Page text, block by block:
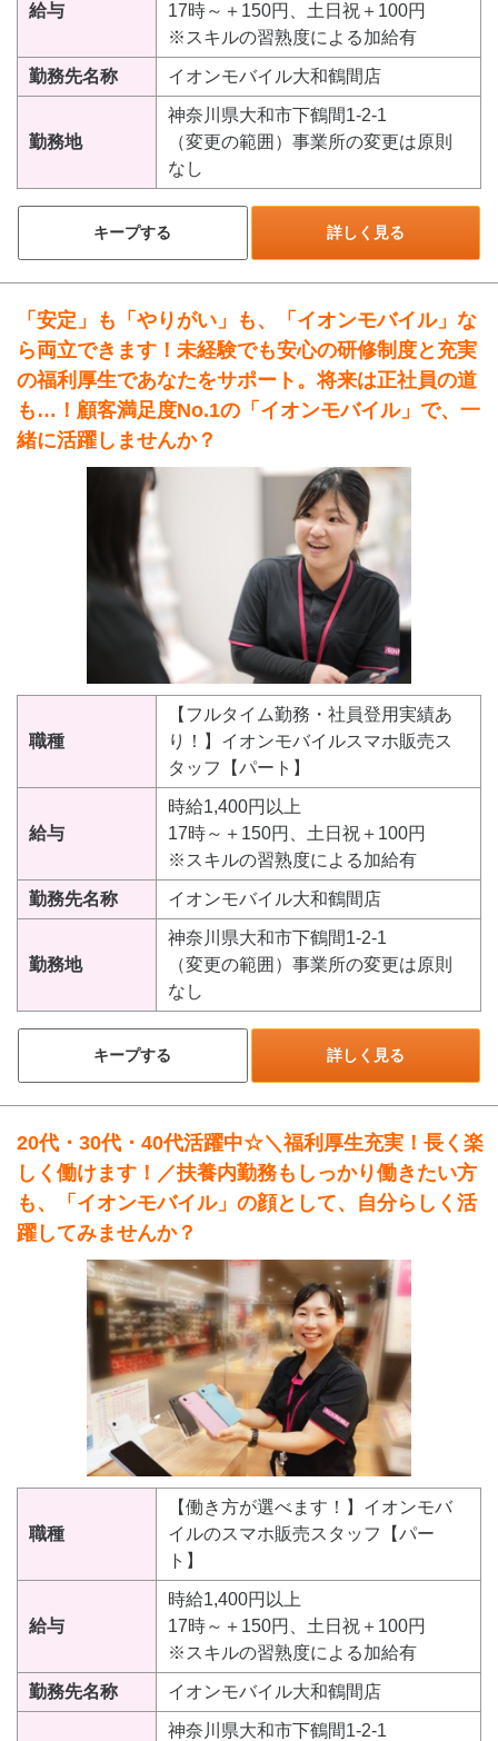
給与
17時～＋150円、土日祝＋100円
※スキルの習熟度による加給有
勤務先名称 イオンモバイル大和鶴間店
勤務地
神奈川県大和市下鶴間1-2-1
（変更の範囲）事業所の変更は原則
なし
キープする 詳しく見る
「安定」も「やりがい」も、「イオンモバイル」な
ら両立できます！未経験でも安心の研修制度と充実
の福利厚生であなたをサポート。将来は正社員の道
も…！顧客満足度No.1の「イオンモバイル」で、一
緒に活躍しませんか？
職種
【フルタイム勤務・社員登用実績あ
り！】イオンモバイルスマホ販売ス
タッフ【パート】
給与
時給1,400円以上
17時～＋150円、土日祝＋100円
※スキルの習熟度による加給有
勤務先名称 イオンモバイル大和鶴間店
勤務地
神奈川県大和市下鶴間1-2-1
（変更の範囲）事業所の変更は原則
なし
キープする 詳しく見る
20代・30代・40代活躍中☆＼福利厚生充実！長く楽
しく働けます！／扶養内勤務もしっかり働きたい方
も、「イオンモバイル」の顔として、自分らしく活
躍してみませんか？
職種
【働き方が選べます！】イオンモバ
イルのスマホ販売スタッフ【パー
ト】
給与
時給1,400円以上
17時～＋150円、土日祝＋100円
※スキルの習熟度による加給有
勤務先名称 イオンモバイル大和鶴間店
神奈川県大和市下鶴間1-2-1